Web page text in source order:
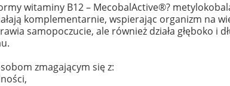
witaminy B12 – MecobalActive®?
komplementarnie, wspierając organizm na
samopoczucie, ale również działa głęboko
zmagającym się z: